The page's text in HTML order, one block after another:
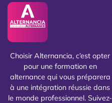
Choisir Alternancia, c’est opter
pour une formation en
alternance qui vous préparera
à une intégration réussie dans
le monde professionnel. Suivez-